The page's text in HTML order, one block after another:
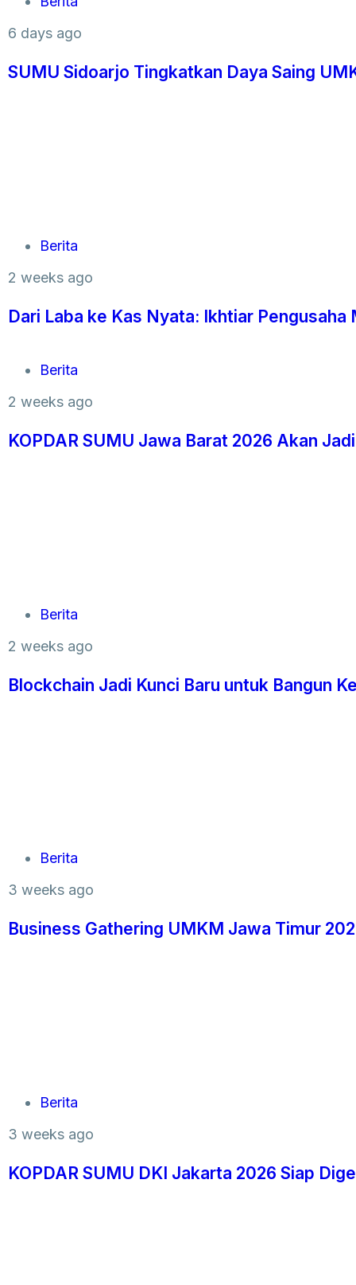
6 days ago
SUMU Sidoarjo Tingkatkan Daya Saing
Berita
2 weeks ago
Dari Laba ke Kas Nyata: Ikhtiar
Berita
2 weeks ago
KOPDAR SUMU Jawa Barat 2026 Akan
Berita
2 weeks ago
Blockchain Jadi Kunci Baru untuk Bangun
Berita
3 weeks ago
Business Gathering UMKM Jawa Timur
Berita
3 weeks ago
KOPDAR SUMU DKI Jakarta 2026 Siap